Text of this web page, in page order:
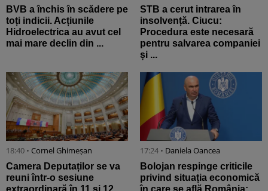
BVB a închis în scădere pe
toți indicii. Acțiunile
Hidroelectrica au avut cel
mai mare declin din ...
STB a cerut intrarea în
insolvență. Ciucu:
Procedura este necesară
pentru salvarea companiei
și ...
18:40 • Cornel Ghimeșan
Camera Deputaților se va
reuni într-o sesiune
extraordinară în 11 și 12
17:24 • Daniela Oancea
Bolojan respinge criticile
privind situația economică
în care se află România: